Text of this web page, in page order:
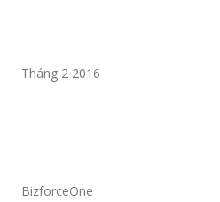
Tháng 2 2016
BizforceOne